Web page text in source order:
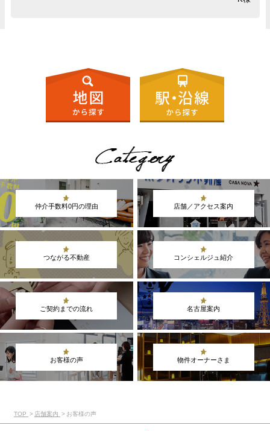
仲介手数料0円の理由 店舗／アクセス案内
つながる不動産 コンシェルジュ紹介
ご契約までの流れ 名古屋案内
お客様の声 物件オーナーさま
TOP 店舗案内 お客様の声